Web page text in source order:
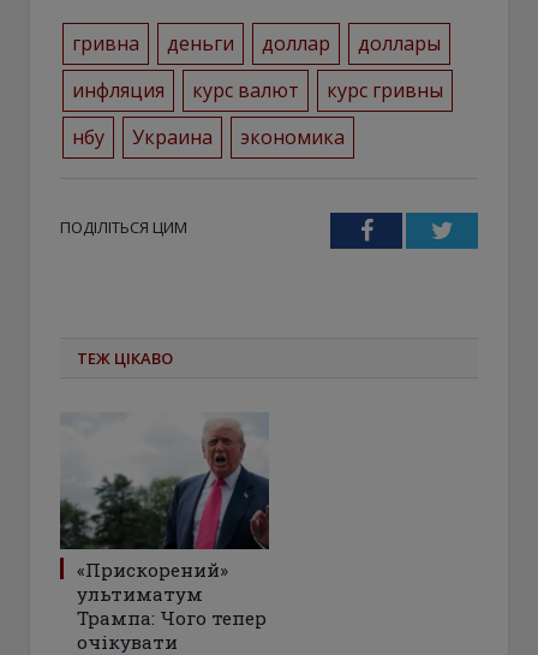
гривна деньги доллар
доллары
инфляция
курс валют
курс гривны
нбу
Украина экономика
ПОДІЛІТЬСЯ ЦИМ FacebookTwitter
ТЕЖ ЦІКАВО
«Прискорений»
ультиматум
Трампа: Чого тепер
очікувати